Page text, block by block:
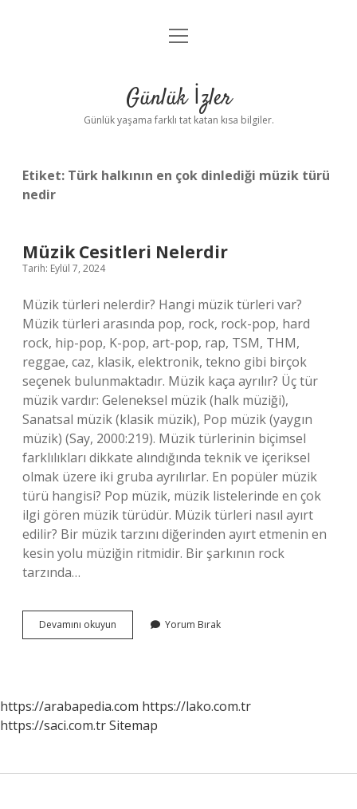
Anasayfa
Yasal Uyarı
menüyü
Günlük İzler
Günlük yaşama farklı tat katan kısa bilgiler.
Etiket: Türk halkının en çok dinlediği müzik türü
nedir
Müzik Cesitleri Nelerdir
Tarih: Eylül 7, 2024
Müzik türleri nelerdir? Hangi müzik türleri var?
Müzik türleri arasında pop, rock, rock-pop, hard
rock, hip-pop, K-pop, art-pop, rap, TSM, THM,
reggae, caz, klasik, elektronik, tekno gibi birçok
seçenek bulunmaktadır. Müzik kaça ayrılır? Üç tür
müzik vardır: Geleneksel müzik (halk müziği),
Sanatsal müzik (klasik müzik), Pop müzik (yaygın
müzik) (Say, 2000:219). Müzik türlerinin biçimsel
farklılıkları dikkate alındığında teknik ve içeriksel
olmak üzere iki gruba ayrılırlar. En popüler müzik
türü hangisi? Pop müzik, müzik listelerinde en çok
ilgi gören müzik türüdür. Müzik türleri nasıl ayırt
edilir? Bir müzik tarzını diğerinden ayırt etmenin en
kesin yolu müziğin ritmidir. Bir şarkının rock
tarzında…
Devamını okuyun
Cesitleri
Yorum Bırak
https://arabapedia.com https://lako.com.tr
https://saci.com.trSitemap